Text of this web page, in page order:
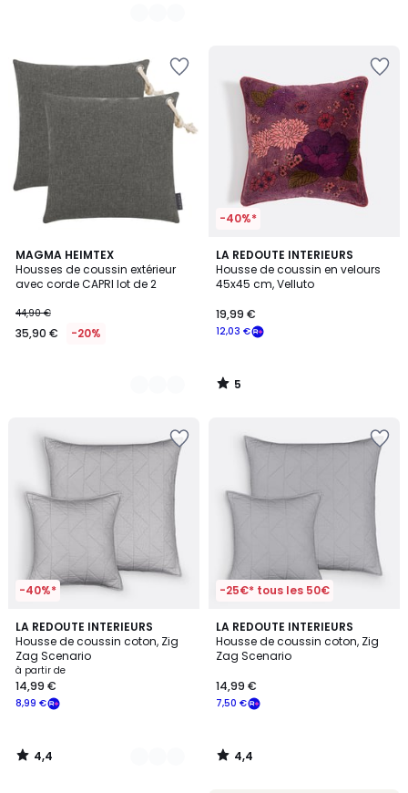
MAGMA HEIMTEX
Housses de coussin extérieur
avec corde CAPRI lot de 2
44,90 €
35,90 € -20%
5
Couleurs
-40%*
LA REDOUTE INTERIEURS
Housse de coussin en velours
45x45 cm, Velluto
12,03 €
19,99 €
5
/
5
5
/
-40%*
LA REDOUTE INTERIEURS
Housse de coussin coton, Zig
Zag Scenario
à partir de
8,99 €
14,99 €
4,4
/ 5
9
Couleurs
4,4
/
-25€* tous les 50€
LA REDOUTE INTERIEURS
Housse de coussin coton, Zig
Zag Scenario
7,50 €
14,99 €
4,4
/ 5
4,4
/